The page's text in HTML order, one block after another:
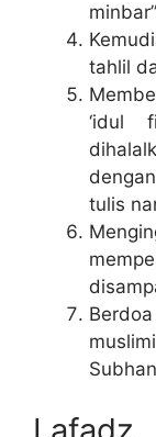
tahlil
‘idul
tulis